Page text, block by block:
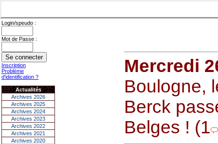
Login/speudo :
Mot de Passe :
Inscription
Problème
d'identification ?
Actualités
Archives 2026
Archives 2025
Archives 2024
Archives 2023
Archives 2022
Archives 2021
Archives 2020
Mercredi
Boulogne,
Berck
Belges ! (1